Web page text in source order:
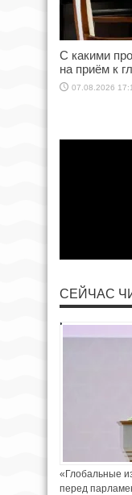
С какими
на приём к
07.08.2026
СЕЙЧАС
«Глобальные
перед